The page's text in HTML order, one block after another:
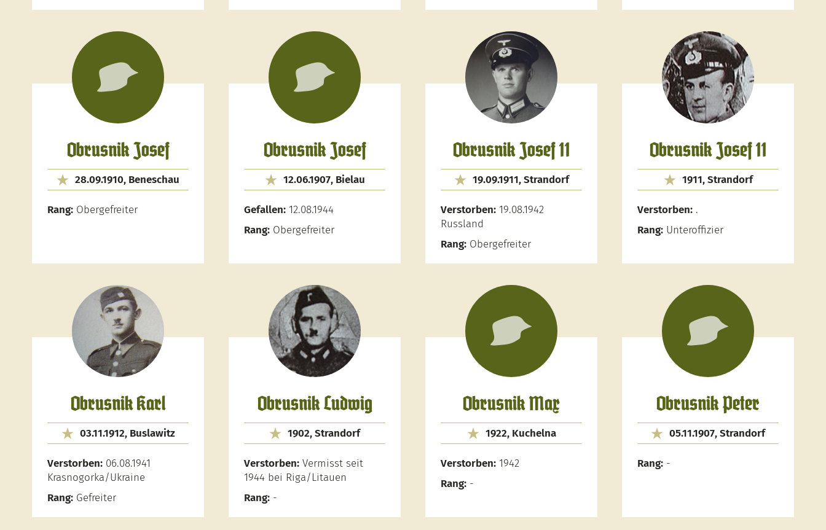
Obrusnik Josef
28.09.1910, Beneschau
Rang: Obergefreiter
Obrusnik Josef
12.06.1907, Bielau
Gefallen: 12.08.1944
Rang: Obergefreiter
Obrusnik Josef 11
19.09.1911, Strandorf
Verstorben: 19.08.1942
Russland
Rang: Obergefreiter
Obrusnik Josef 11
1911, Strandorf
Verstorben: .
Rang: Unteroffizier
Obrusnik Karl
03.11.1912, Buslawitz
Verstorben: 06.08.1941
Krasnogorka/Ukraine
Rang: Gefreiter
Obrusnik Ludwig
1902, Strandorf
Verstorben: Vermisst seit
1944 bei Riga/Litauen
Rang: -
Obrusnik Max
1922, Kuchelna
Verstorben: 1942
Rang: -
Obrusnik Peter
05.11.1907, Strandorf
Rang: -